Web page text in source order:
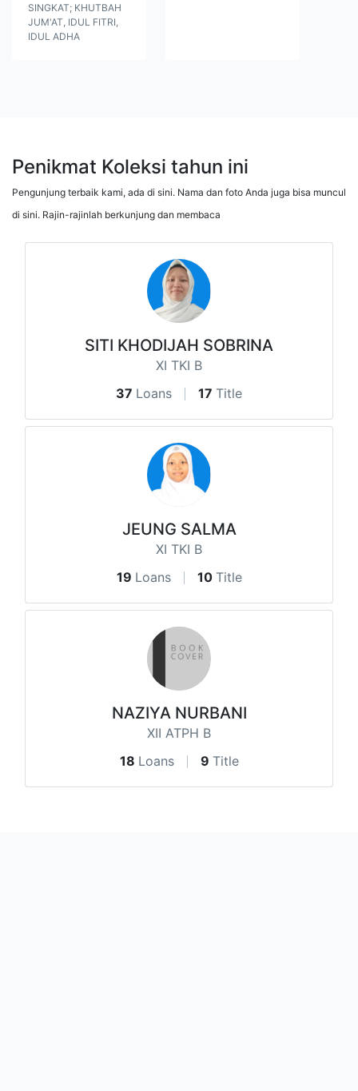
SINGKAT; KHUTBAH
JUM'AT, IDUL FITRI,
IDUL ADHA
Penikmat Koleksi tahun ini
Pengunjung terbaik kami, ada di sini. Nama dan foto Anda juga bisa muncul
di sini. Rajin-rajinlah berkunjung dan membaca
SITI KHODIJAH SOBRINA
XI TKI B
37 Loans 17 Title
JEUNG SALMA
XI TKI B
19 Loans 10 Title
NAZIYA NURBANI
XII ATPH B
18 Loans 9 Title